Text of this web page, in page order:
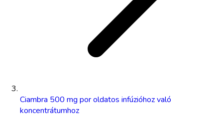
Ciambra 500 mg por oldatos infúzióhoz való
koncentrátumhoz